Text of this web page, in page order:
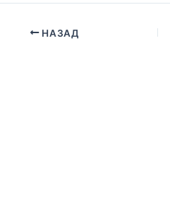
НАЗАД